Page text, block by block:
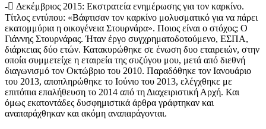
- Δεκέμβριος 2015: Εκστρατεία ενημέρωσης για τον καρκίνο.
Τίτλος εντύπου: «Βάφτισαν τον καρκίνο μολυσματικό για να πάρει
εκατομμύρια η οικογένεια Στουρνάρα». Ποιος είναι ο στόχος; Ο
Γιάννης Στουρνάρας. Ήταν έργο συγχρηματοδοτούμενο, ΕΣΠΑ,
διάρκειας δύο ετών. Κατακυρώθηκε σε ένωση δυο εταιρειών, στην
οποία συμμετείχε η εταιρεία της συζύγου μου, μετά από διεθνή
διαγωνισμό τον Οκτώβριο του 2010. Παραδόθηκε τον Ιανουάριο
του 2013, αποπληρώθηκε το Ιούνιο του 2013, ελέγχθηκε με
επιτόπια επαλήθευση το 2014 από τη Διαχειριστική Αρχή. Και
όμως εκατοντάδες δυσφημιστικά άρθρα γράφτηκαν και
αναπαράχθηκαν και ακόμη αναπαράγονται.